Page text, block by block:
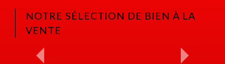
NOTRE SÉLECTION DE BIEN À LA
VENTE